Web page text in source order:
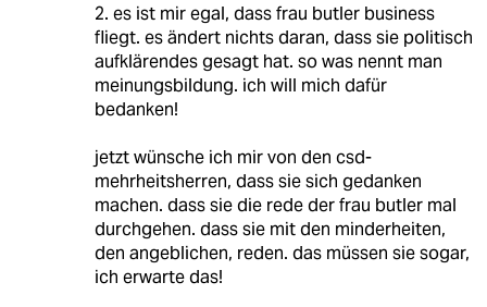
2. es ist mir egal, dass frau butler business
fliegt. es ändert nichts daran, dass sie politisch
aufklärendes gesagt hat. so was nennt man
meinungsbildung. ich will mich dafür
bedanken!
jetzt wünsche ich mir von den csd-
mehrheitsherren, dass sie sich gedanken
machen. dass sie die rede der frau butler mal
durchgehen. dass sie mit den minderheiten,
den angeblichen, reden. das müssen sie sogar,
ich erwarte das!